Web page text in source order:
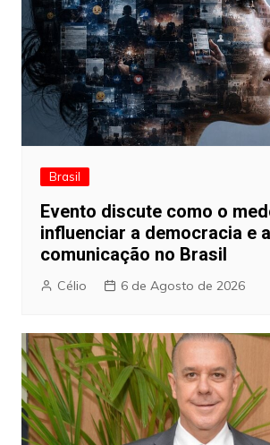
Brasil
Evento discute como o
influenciar a democracia e a
comunicação no Brasil
Célio 6 de Agosto de 2026